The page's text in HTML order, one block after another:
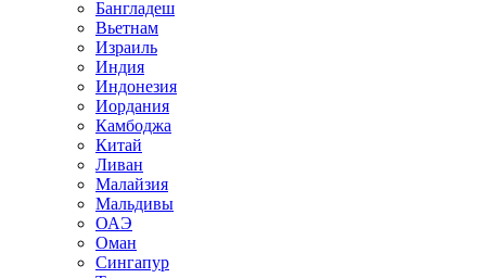
Бангладеш
Вьетнам
Израиль
Индия
Индонезия
Иордания
Камбоджа
Китай
Ливан
Малайзия
Мальдивы
ОАЭ
Оман
Сингапур